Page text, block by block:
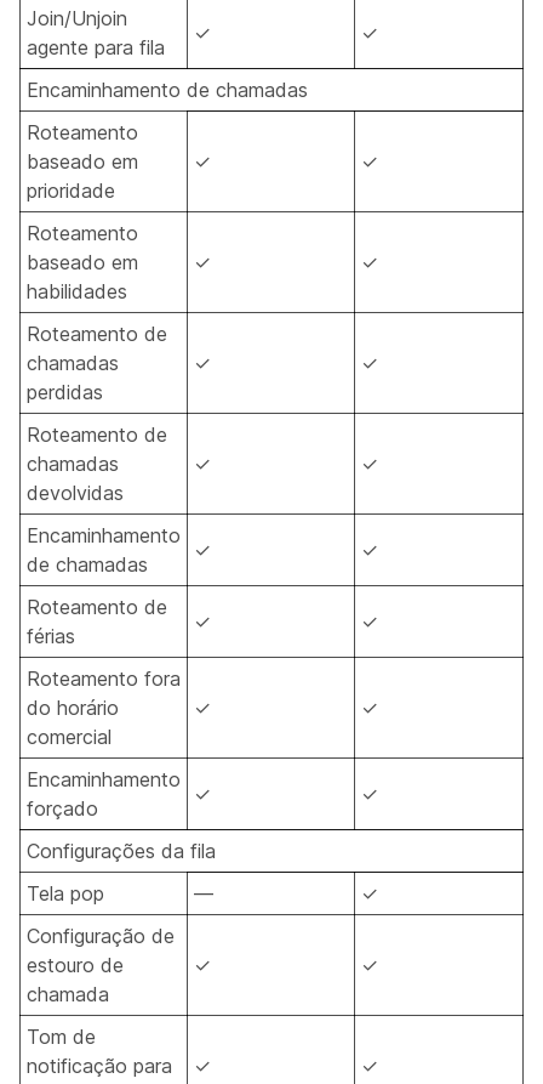
Join/Unjoin
agente para fila
✓ ✓
Encaminhamento de chamadas
Roteamento
baseado em
prioridade
✓ ✓
Roteamento
baseado em
habilidades
✓ ✓
Roteamento de
chamadas
perdidas
✓ ✓
Roteamento de
chamadas
devolvidas
✓ ✓
Encaminhamento
de chamadas
✓ ✓
Roteamento de
férias
✓ ✓
Roteamento fora
do horário
comercial
✓ ✓
Encaminhamento
forçado
✓ ✓
Configurações da fila
Tela pop
—
✓
Configuração de
estouro de
chamada
✓ ✓
Tom de
notificação para
✓ ✓